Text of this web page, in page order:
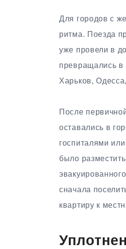
Для городов с
ритма. Поезда
уже провели в
превращались в
Харьков,
После
оставались в
госпиталями
было
сначала
квартиру к